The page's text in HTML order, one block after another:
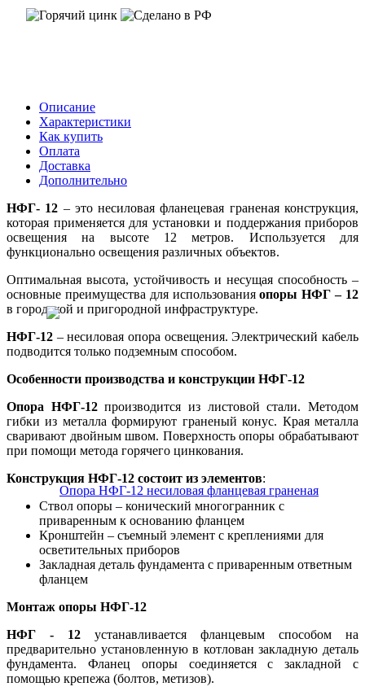
Описание
Характеристики
Как купить
Оплата
Доставка
Дополнительно
НФГ- 12 – это несиловая фланецевая граненая конструкция,
которая применяется для установки и поддержания приборов
освещения на высоте 12 метров. Используется для
функционально освещения различных объектов.
Оптимальная высота, устойчивость и несущая способность –
основные преимущества для использованияопоры НФГ – 12
в городской и пригородной инфраструктуре.
НФГ-12 – несиловая опора освещения. Электрический кабель
подводится только подземным способом.
Особенности производства и конструкции НФГ-12
Опора НФГ-12производится из листовой стали. Методом
гибки из металла формируют граненый конус. Края металла
сваривают двойным швом. Поверхность опоры обрабатывают
при помощи метода горячего цинкования.
Конструкция НФГ-12 состоит из элементов:
Ствол опоры – конический многогранник с
приваренным к основанию фланцем
Кронштейн – съемный элемент с креплениями для
осветительных приборов
Закладная деталь фундамента с приваренным ответным
фланцем
Монтаж опоры НФГ-12
НФГ - 12 устанавливается фланцевым способом на
предварительно установленную в котлован закладную деталь
фундамента. Фланец опоры соединяется с закладной с
помощью крепежа (болтов, метизов).